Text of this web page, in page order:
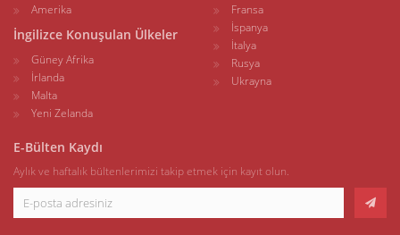
Amerika
İngilizce Konuşulan Ülkeler
Güney Afrika
İrlanda
Malta
Yeni Zelanda
Fransa
İspanya
İtalya
Rusya
Ukrayna
E-Bülten Kaydı
Aylık ve haftalık bültenlerimizi takip etmek için kayıt olun.